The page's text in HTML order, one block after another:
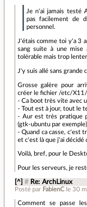
Je n'ai jamais testé
pas facilement de
personnel.
J'étais comme toi y'a 3
sang suite à une mise
tolérable mais trop
J'y suis allé sans
Grosse galère pour
créer le fichier /etc/
- Ca boot très vite avec
- Tout est à jour, tout le
- Aur est très pratique
(gtk-ubuntu par
- Quand ca casse, c'est
et c'est là que j'ai décidé
Voilà, bref, pour le
Pour les serveurs, je
[^] # Re: ArchLinux
Posté par FabienC le 30
Comment se passe